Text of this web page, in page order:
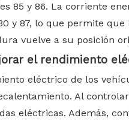
85 y 86. La corriente
y 87, lo que permite
vuelve a su posición
el rendimiento
eléctrico de los
Al
eléctricas. Además,